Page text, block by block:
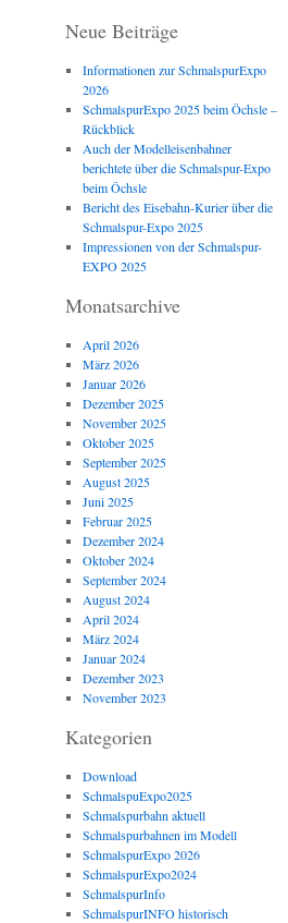
Neue Beiträge
Informationen zur SchmalspurExpo
2026
SchmalspurExpo 2025 beim Öchsle –
Rückblick
Auch der Modelleisenbahner
berichtete über die Schmalspur-Expo
beim Öchsle
Bericht des Eisebahn-Kurier über die
Schmalspur-Expo 2025
Impressionen von der Schmalspur-
EXPO 2025
Monatsarchive
April 2026
März 2026
Januar 2026
Dezember 2025
November 2025
Oktober 2025
September 2025
August 2025
Juni 2025
Februar 2025
Dezember 2024
Oktober 2024
September 2024
August 2024
April 2024
März 2024
Januar 2024
Dezember 2023
November 2023
Kategorien
Download
SchmalspuExpo2025
Schmalspurbahn aktuell
Schmalspurbahnen im Modell
SchmalspurExpo 2026
SchmalspurExpo2024
SchmalspurInfo
SchmalspurINFO historisch